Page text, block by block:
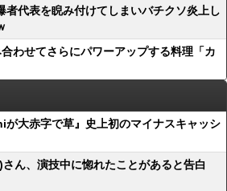
者代表を睨み付けてしまいバチクソ炎上し
わせてさらにパワーアップする料理「カ
が大赤字で草』史上初のマイナスキャッシ
さん、演技中に惚れたことがあると告白